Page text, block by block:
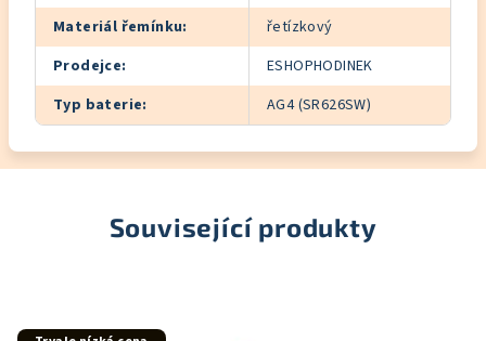
Materiál řemínku:
řetízkový
Prodejce:
ESHOPHODINEK
Typ baterie: AG4 (SR626SW)
Související produkty